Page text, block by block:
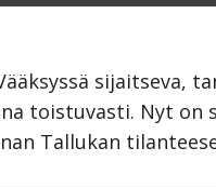
sijaitseva,
toistuvasti. Nyt
Tallukan